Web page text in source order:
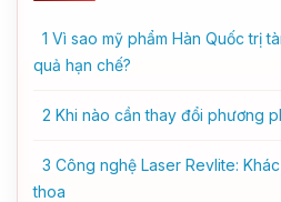
1 Vì sao mỹ phẩm Hàn Quốc trị
quả hạn chế?
2 Khi nào cần thay đổi phương
3 Công nghệ Laser Revlite:
thoa